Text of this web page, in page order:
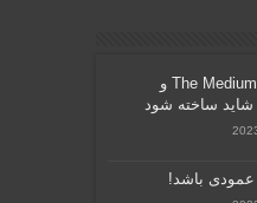
دنباله‌های The Medium و